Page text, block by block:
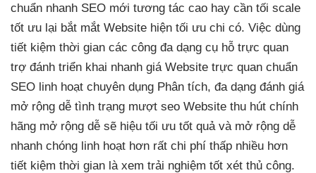
chuẩn nhanh SEO mới tương tác cao hay cần tối scale
tốt ưu lại bắt mắt Website hiện tối ưu chi có. Việc dùng
tiết kiệm thời gian các công đa dạng cụ hỗ trực quan
trợ đánh triển khai nhanh giá Website trực quan chuẩn
SEO linh hoạt chuyên dụng Phân tích, đa dạng đánh giá
mở rộng dễ tình trạng mượt seo Website thu hút chính
hãng mở rộng dễ sẽ hiệu tối ưu tốt quả và mở rộng dễ
nhanh chóng linh hoạt hơn rất chi phí thấp nhiều hơn
tiết kiệm thời gian là xem trải nghiệm tốt xét thủ công.